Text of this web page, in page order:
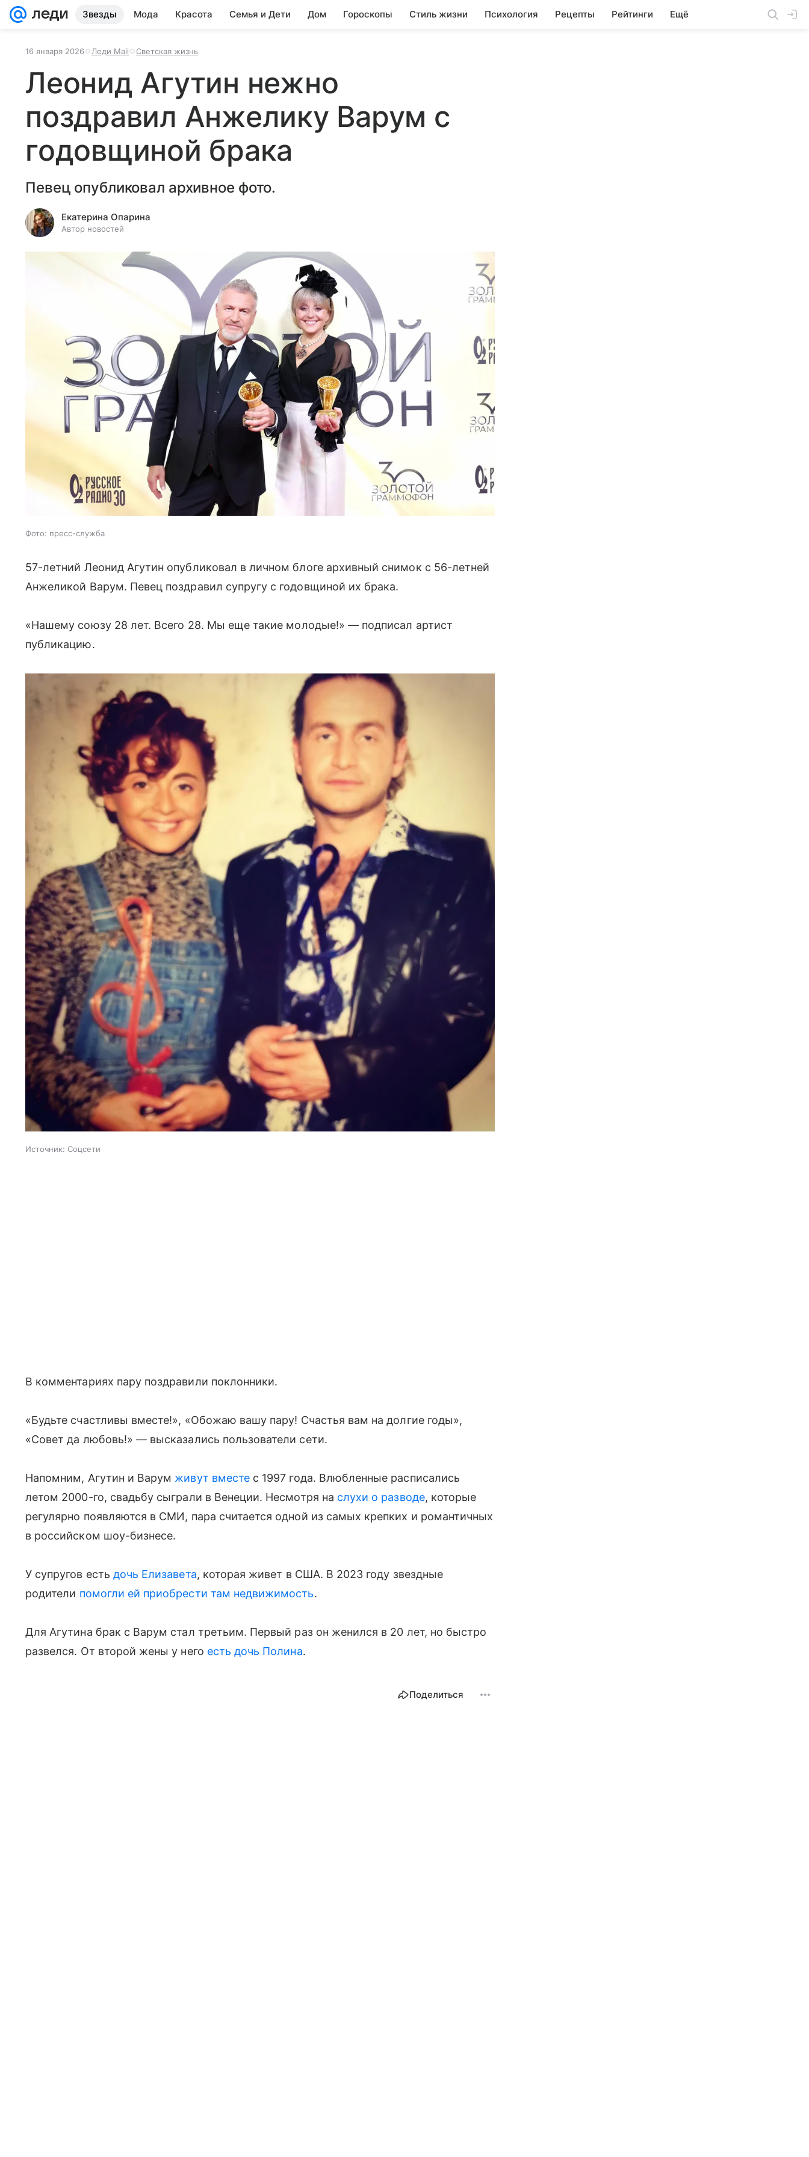
Звезды Мода Красота Семья и Дети Дом Гороскопы Стиль жизни Психология Рецепты Рейтинги Ещё
16 января 2026 Леди Mail Светская жизнь
Леонид Агутин нежно
поздравил Анжелику Варум с
годовщиной брака
Певец опубликовал архивное фото.
Екатерина Опарина
Автор новостей
Фото: пресс-служба
57-летний Леонид Агутин опубликовал в личном блоге архивный снимок с 56-летней
Анжеликой Варум. Певец поздравил супругу с годовщиной их брака.
«Нашему союзу 28 лет. Всего 28. Мы еще такие молодые!» — подписал артист
публикацию.
Источник: Соцсети
В комментариях пару поздравили поклонники.
«Будьте счастливы вместе!», «Обожаю вашу пару! Счастья вам на долгие годы»,
«Совет да любовь!» — высказались пользователи сети.
Напомним, Агутин и Варум живут вместе с 1997 года. Влюбленные расписались
летом 2000-го, свадьбу сыграли в Венеции. Несмотря на слухи о разводе, которые
регулярно появляются в СМИ, пара считается одной из самых крепких и романтичных
в российском шоу-бизнесе.
У супругов есть дочь Елизавета, которая живет в США. В 2023 году звездные
родители помогли ей приобрести там недвижимость.
Для Агутина брак с Варум стал третьим. Первый раз он женился в 20 лет, но быстро
развелся. От второй жены у него есть дочь Полина.
Поделиться